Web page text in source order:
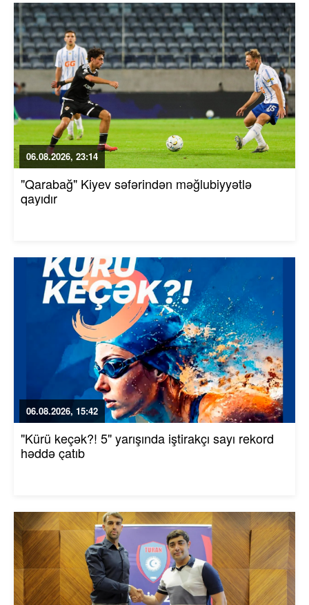
06.08.2026, 23:14
"Qarabağ" Kiyev səfərindən məğlubiyyətlə
qayıdır
06.08.2026, 15:42
"Kürü keçək?! 5" yarışında iştirakçı sayı rekord
həddə çatıb